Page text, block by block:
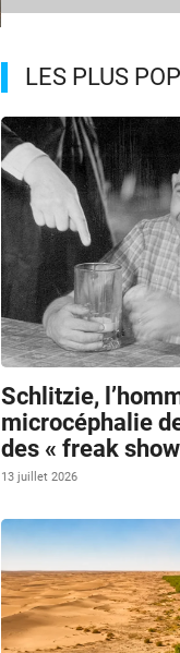
LES PLUS
Schlitzie,
microcéphalie
des « freak
13 juillet 2026